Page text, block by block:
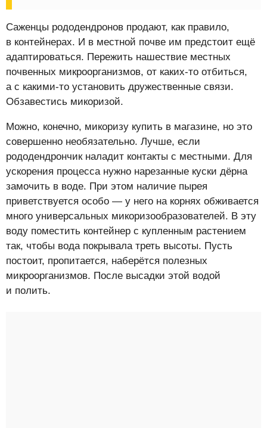
Саженцы рододендронов продают, как правило,
в контейнерах. И в местной почве им предстоит ещё
адаптироваться. Пережить нашествие местных
почвенных микроорганизмов, от каких-то отбиться,
а с какими-то установить дружественные связи.
Обзавестись микоризой.
Можно, конечно, микоризу купить в магазине, но это
совершенно необязательно. Лучше, если
рододендрончик наладит контакты с местными. Для
ускорения процесса нужно нарезанные куски дёрна
замочить в воде. При этом наличие пырея
приветствуется особо — у него на корнях обживается
много универсальных микоризообразователей. В эту
воду поместить контейнер с купленным растением
так, чтобы вода покрывала треть высоты. Пусть
постоит, пропитается, наберётся полезных
микроорганизмов. После высадки этой водой
и полить.